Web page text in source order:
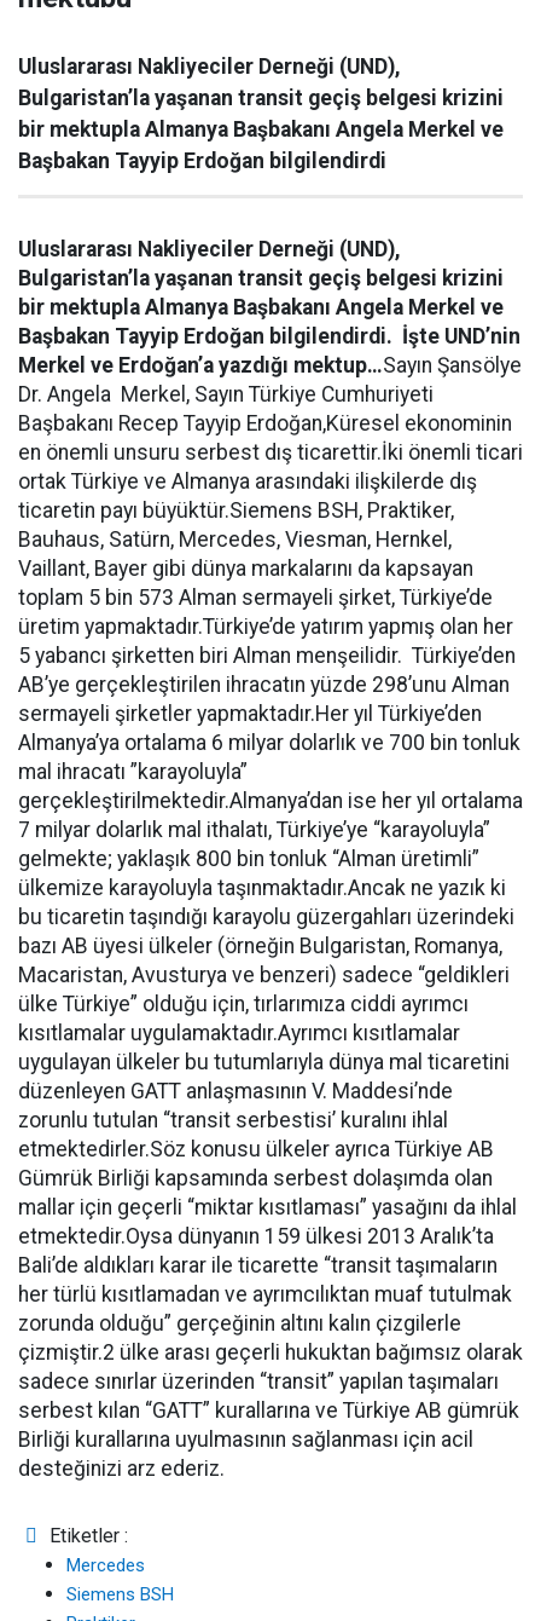
Uluslararası Nakliyeciler Derneği (UND),
Bulgaristan’la yaşanan transit geçiş belgesi krizini
bir mektupla Almanya Başbakanı Angela Merkel ve
Başbakan Tayyip Erdoğan bilgilendirdi
Uluslararası Nakliyeciler Derneği (UND),
Bulgaristan’la yaşanan transit geçiş belgesi krizini
bir mektupla Almanya Başbakanı Angela Merkel ve
Başbakan Tayyip Erdoğan bilgilendirdi. İşte UND’nin
Merkel ve Erdoğan’a yazdığı mektup…Sayın Şansölye
Dr. Angela Merkel, Sayın Türkiye Cumhuriyeti
Başbakanı Recep Tayyip Erdoğan,Küresel ekonominin
en önemli unsuru serbest dış ticarettir.İki önemli ticari
ortak Türkiye ve Almanya arasındaki ilişkilerde dış
ticaretin payı büyüktür.Siemens BSH, Praktiker,
Bauhaus, Satürn, Mercedes, Viesman, Hernkel,
Vaillant, Bayer gibi dünya markalarını da kapsayan
toplam 5 bin 573 Alman sermayeli şirket, Türkiye’de
üretim yapmaktadır.Türkiye’de yatırım yapmış olan her
5 yabancı şirketten biri Alman menşeilidir. Türkiye’den
AB’ye gerçekleştirilen ihracatın yüzde 298’unu Alman
sermayeli şirketler yapmaktadır.Her yıl Türkiye’den
Almanya’ya ortalama 6 milyar dolarlık ve 700 bin tonluk
mal ihracatı ”karayoluyla”
gerçekleştirilmektedir.Almanya’dan ise her yıl ortalama
7 milyar dolarlık mal ithalatı, Türkiye’ye “karayoluyla”
gelmekte; yaklaşık 800 bin tonluk “Alman üretimli”
ülkemize karayoluyla taşınmaktadır.Ancak ne yazık ki
bu ticaretin taşındığı karayolu güzergahları üzerindeki
bazı AB üyesi ülkeler (örneğin Bulgaristan, Romanya,
Macaristan, Avusturya ve benzeri) sadece “geldikleri
ülke Türkiye” olduğu için, tırlarımıza ciddi ayrımcı
kısıtlamalar uygulamaktadır.Ayrımcı kısıtlamalar
uygulayan ülkeler bu tutumlarıyla dünya mal ticaretini
düzenleyen GATT anlaşmasının V. Maddesi’nde
zorunlu tutulan “transit serbestisi’ kuralını ihlal
etmektedirler.Söz konusu ülkeler ayrıca Türkiye AB
Gümrük Birliği kapsamında serbest dolaşımda olan
mallar için geçerli “miktar kısıtlaması” yasağını da ihlal
etmektedir.Oysa dünyanın 159 ülkesi 2013 Aralık’ta
Bali’de aldıkları karar ile ticarette “transit taşımaların
her türlü kısıtlamadan ve ayrımcılıktan muaf tutulmak
zorunda olduğu” gerçeğinin altını kalın çizgilerle
çizmiştir.2 ülke arası geçerli hukuktan bağımsız olarak
sadece sınırlar üzerinden “transit” yapılan taşımaları
serbest kılan “GATT” kurallarına ve Türkiye AB gümrük
Birliği kurallarına uyulmasının sağlanması için acil
desteğinizi arz ederiz.
Etiketler :
Mercedes
Siemens BSH